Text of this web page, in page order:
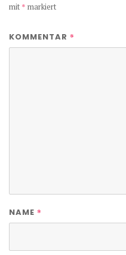
mit * markiert
KOMMENTAR *
NAME *